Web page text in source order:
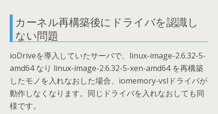
カーネル再構築後にドライバを認識し
ない問題
ioDriveを導入していたサーバで、linux-image-2.6.32-5-
amd64 なり linux-image-2.6.32-5-xen-amd64 を再構築
したモノを入れなおした場合、iomemory-vslドライバが
動作しなくなります。同じドライバを入れなおしても同
様です。